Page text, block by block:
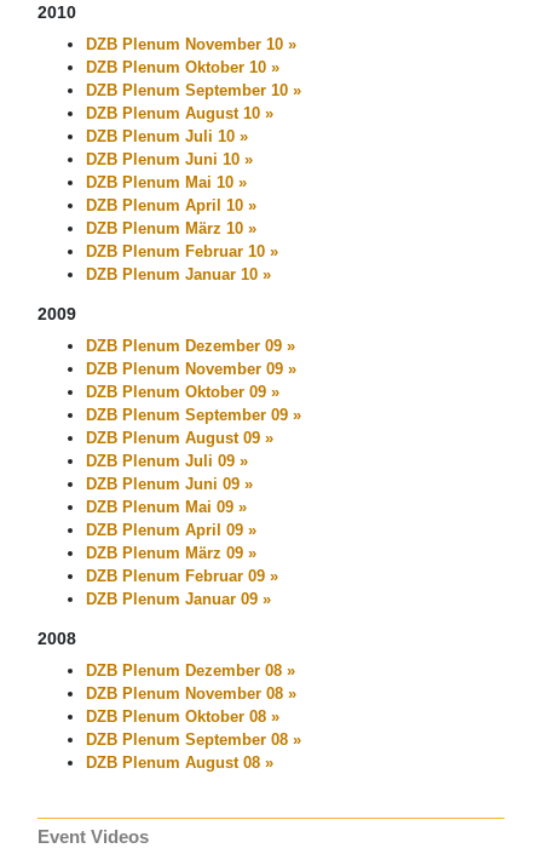
2010
DZB Plenum November 10 »
DZB Plenum Oktober 10 »
DZB Plenum September 10 »
DZB Plenum August 10 »
DZB Plenum Juli 10 »
DZB Plenum Juni 10 »
DZB Plenum Mai 10 »
DZB Plenum April 10 »
DZB Plenum März 10 »
DZB Plenum Februar 10 »
DZB Plenum Januar 10 »
2009
DZB Plenum Dezember 09 »
DZB Plenum November 09 »
DZB Plenum Oktober 09 »
DZB Plenum September 09 »
DZB Plenum August 09 »
DZB Plenum Juli 09 »
DZB Plenum Juni 09 »
DZB Plenum Mai 09 »
DZB Plenum April 09 »
DZB Plenum März 09 »
DZB Plenum Februar 09 »
DZB Plenum Januar 09 »
2008
DZB Plenum Dezember 08 »
DZB Plenum November 08 »
DZB Plenum Oktober 08 »
DZB Plenum September 08 »
DZB Plenum August 08 »
Event Videos